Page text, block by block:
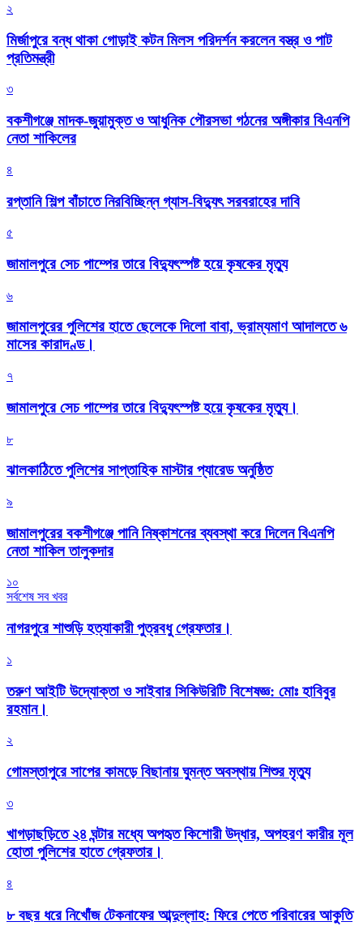
২
মির্জাপুরে বন্ধ থাকা গোড়াই কটন মিলস পরিদর্শন করলেন বস্ত্র ও পাট
প্রতিমন্ত্রী
৩
বকশীগঞ্জে মাদক-জুয়ামুক্ত ও আধুনিক পৌরসভা গঠনের অঙ্গীকার বিএনপি
নেতা শাকিলের
৪
রপ্তানি শিল্প বাঁচাতে নিরবিচ্ছিন্ন গ্যাস-বিদ্যুৎ সরবরাহের দাবি
৫
জামালপুরে সেচ পাম্পের তারে বিদ্যুৎস্পষ্ট হয়ে কৃষকের মৃত্যু
৬
জামালপুরের পুলিশের হাতে ছেলেকে দিলো বাবা, ভ্রাম্যমাণ আদালতে ৬
মাসের কারাদণ্ড।
৭
জামালপুরে সেচ পাম্পের তারে বিদ্যুৎস্পষ্ট হয়ে কৃষকের মৃত্যু।
৮
‎ঝালকাঠিতে পুলিশের সাপ্তাহিক মাস্টার প্যারেড অনুষ্ঠিত
৯
জামালপুরের বকশীগঞ্জে পানি নিষ্কাশনের ব্যবস্থা করে দিলেন বিএনপি
নেতা শাকিল তালুকদার
১০
সর্বশেষ সব খবর
নাগরপুরে শাশুড়ি হত্যাকারী পুত্রবধু গ্রেফতার।
১
তরুণ আইটি উদ্যোক্তা ও সাইবার সিকিউরিটি বিশেষজ্ঞ: মোঃ হাবিবুর
রহমান।
২
গোমস্তাপুরে সাপের কামড়ে বিছানায় ঘুমন্ত অবস্থায় শিশুর মৃত্যু
৩
খাগড়াছড়িতে ২৪ ঘন্টার মধ্যে অপহৃত কিশোরী উদ্ধার, অপহরণ কারীর মূল
হোতা পুলিশের হাতে গ্রেফতার।
৪
৮ বছর ধরে নিখোঁজ টেকনাফের আব্দুল্লাহ: ফিরে পেতে পরিবারের আকুতি